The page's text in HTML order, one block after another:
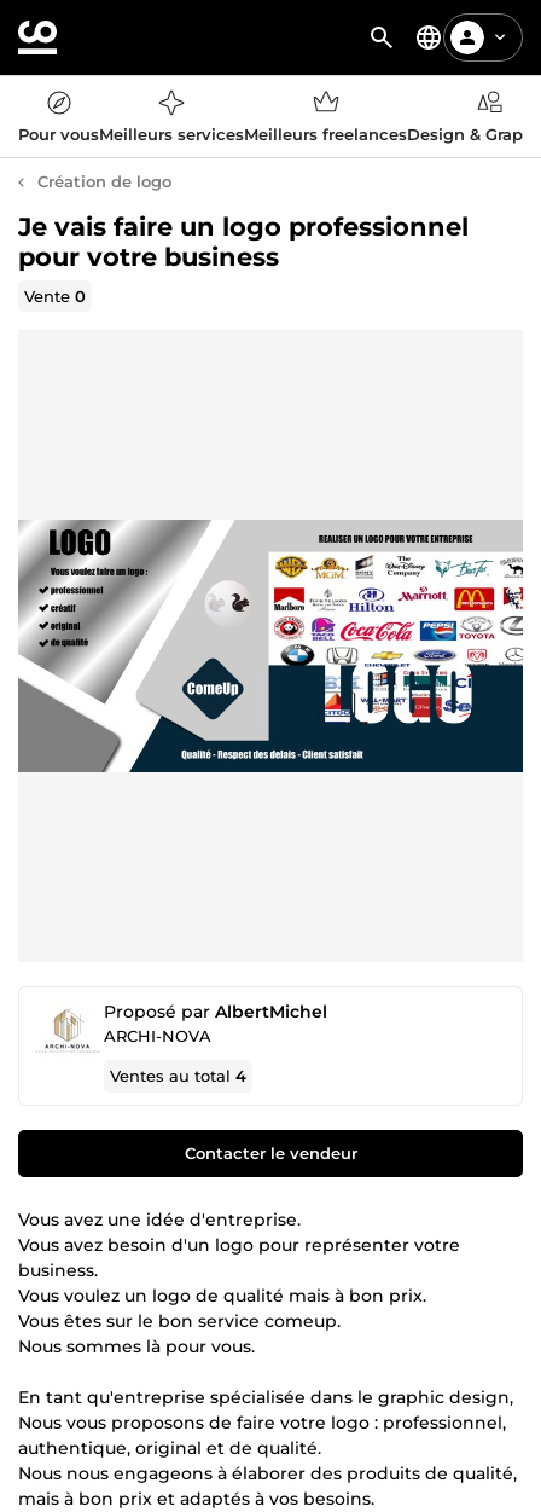
Pour vousMeilleurs servicesMeilleurs freelancesDesign &
Création de logo
Je vais faire un logo professionnel
pour votre business
Vente0
Proposé par AlbertMichel
ARCHI-NOVA
Ventes au total4
Contacter le vendeur
Vous avez une idée d'entreprise.
Vous avez besoin d'un logo pour représenter votre
business.
Vous voulez un logo de qualité mais à bon prix.
Vous êtes sur le bon service comeup.
Nous sommes là pour vous.
En tant qu'entreprise spécialisée dans le graphic design,
Nous vous proposons de faire votre logo : professionnel,
authentique, original et de qualité.
Nous nous engageons à élaborer des produits de qualité,
mais à bon prix et adaptés à vos besoins.